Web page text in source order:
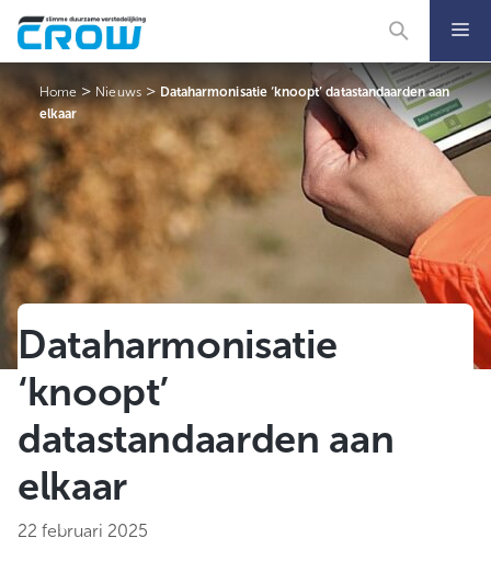
naar
de
inhoud
Home > Nieuws> Dataharmonisatie ‘knoopt’ datastandaarden aan
elkaar
Dataharmonisatie
‘knoopt’
datastandaarden aan
elkaar
22 februari 2025